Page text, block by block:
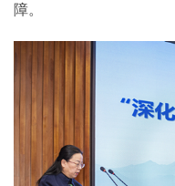
障。